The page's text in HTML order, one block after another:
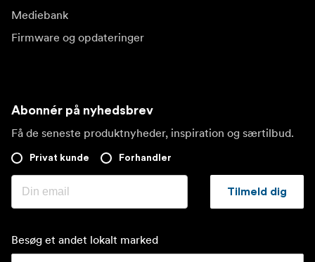
Mediebank
Firmware og opdateringer
Abonnér på nyhedsbrev
Få de seneste produktnyheder, inspiration og særtilbud.
Privat kunde Forhandler
Tilmeld dig
Besøg et andet lokalt marked